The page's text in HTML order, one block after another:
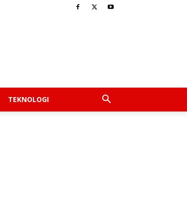
TEKNOLOGI